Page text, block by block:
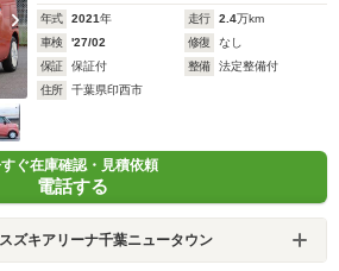
年式 2021年 走行 2.4万km
車検
'27/02 修復
なし
保証
保証付 整備
法定整備付
住所
千葉県印西市
ぐ在庫確認・見積依頼
電話する
ズキアリーナ千葉ニュータウン